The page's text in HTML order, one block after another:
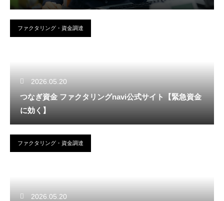
ファクタリング・資金調達
2026.05.20
つなぎ資金 ファクタリングnavi公式サイト【緊急資金
に効く】
ファクタリング・資金調達
2026.05.20